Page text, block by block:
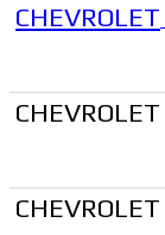
CHEVROLET
CHEVROLET
CHEVROLET